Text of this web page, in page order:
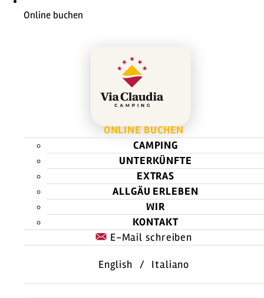
Online buchen
ONLINE BUCHEN
CAMPING
UNTERKÜNFTE
EXTRAS
ALLGÄU ERLEBEN
WIR
KONTAKT
E-Mail schreiben
English / Italiano